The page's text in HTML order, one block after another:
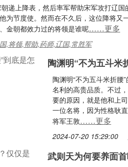
递上降表，然后率军帮助宋军攻打辽
为节度使。然而在不久后，这位降将又
金朝都效力过的将领是谁呢……更多
,将领,帮助,药师,辽国,常胜军
陶渊明“不为五斗米
陶渊明“不为五斗米折腰
名利的高贵品质。不过
要的原因，就是他和上
一位名将，因为性格耿
将军王敦……更多
2024-07-20 15:29:00
武则天为何要养面